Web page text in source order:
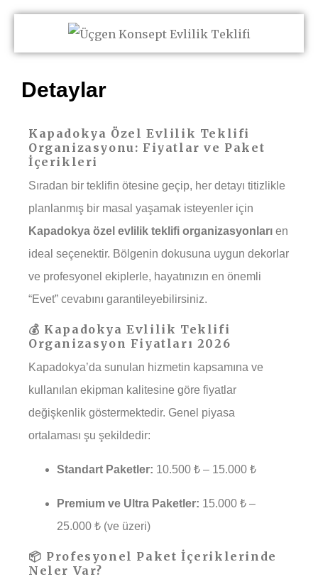
Detaylar
Kapadokya Özel Evlilik Teklifi
Organizasyonu: Fiyatlar ve Paket
İçerikleri
Sıradan bir teklifin ötesine geçip, her detayı titizlikle
planlanmış bir masal yaşamak isteyenler için
Kapadokya özel evlilik teklifi organizasyonları en
ideal seçenektir. Bölgenin dokusuna uygun dekorlar
ve profesyonel ekiplerle, hayatınızın en önemli
“Evet” cevabını garantileyebilirsiniz.
💰 Kapadokya Evlilik Teklifi
Organizasyon Fiyatları 2026
Kapadokya’da sunulan hizmetin kapsamına ve
kullanılan ekipman kalitesine göre fiyatlar
değişkenlik göstermektedir. Genel piyasa
ortalaması şu şekildedir:
Standart Paketler: 10.500 ₺ – 15.000 ₺
Premium ve Ultra Paketler: 15.000 ₺ –
25.000 ₺ (ve üzeri)
📦 Profesyonel Paket İçeriklerinde
Neler Var?